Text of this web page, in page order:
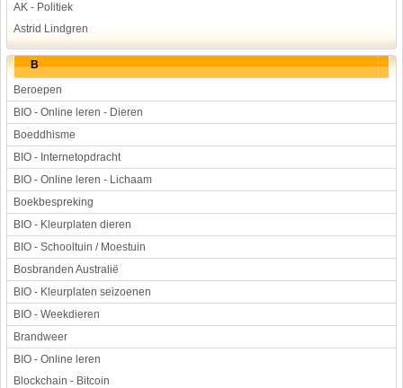
AK - Politiek
Astrid Lindgren
B
Beroepen
BIO - Online leren - Dieren
Boeddhisme
BIO - Internetopdracht
BIO - Online leren - Lichaam
Boekbespreking
BIO - Kleurplaten dieren
BIO - Schooltuin / Moestuin
Bosbranden Australië
BIO - Kleurplaten seizoenen
BIO - Weekdieren
Brandweer
BIO - Online leren
Blockchain - Bitcoin